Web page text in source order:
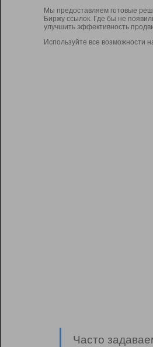
Мы предоставляем готовые
Биржу ссылок. Где бы не
улучшить эффективность
Используйте все возможности
Часто